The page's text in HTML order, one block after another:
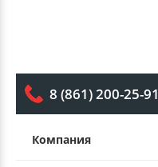
8 (861) 200-25-91
Компания